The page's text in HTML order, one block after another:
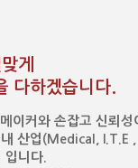
게
다하겠습니다.
이커와 손잡고 신뢰성
산업(Medical, I.T.E
니다.